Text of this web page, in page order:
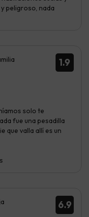
peligroso, nada
1.9
solo te
fue una pesadilla
que valla allí es un
6.9